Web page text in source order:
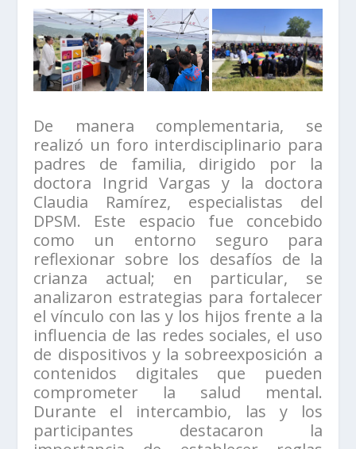
De manera complementaria, se
realizó un foro interdisciplinario para
padres de familia, dirigido por la
doctora Ingrid Vargas y la doctora
Claudia Ramírez, especialistas del
DPSM. Este espacio fue concebido
como un entorno seguro para
reflexionar sobre los desafíos de la
crianza actual; en particular, se
analizaron estrategias para fortalecer
el vínculo con las y los hijos frente a la
influencia de las redes sociales, el uso
de dispositivos y la sobreexposición a
contenidos digitales que pueden
comprometer la salud mental.
Durante el intercambio, las y los
participantes destacaron la